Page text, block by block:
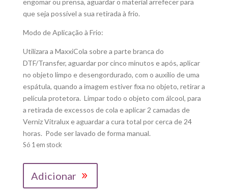
que seja possível a sua retirada à frio.
Modo de Aplicação à Frio:
Utilizara a MaxxiCola sobre a parte branca do
DTF/Transfer, aguardar por cinco minutos e após, aplicar
no objeto limpo e desengordurado, com o auxílio de uma
espátula, quando a imagem estiver fixa no objeto, retirar a
película protetora. Limpar todo o objeto com álcool, para
a retirada de excessos de cola e aplicar 2 camadas de
Verniz Vitralux e aguardar a cura total por cerca de 24
horas. Pode ser lavado de forma manual.
Só 1 em stock
Adicionar